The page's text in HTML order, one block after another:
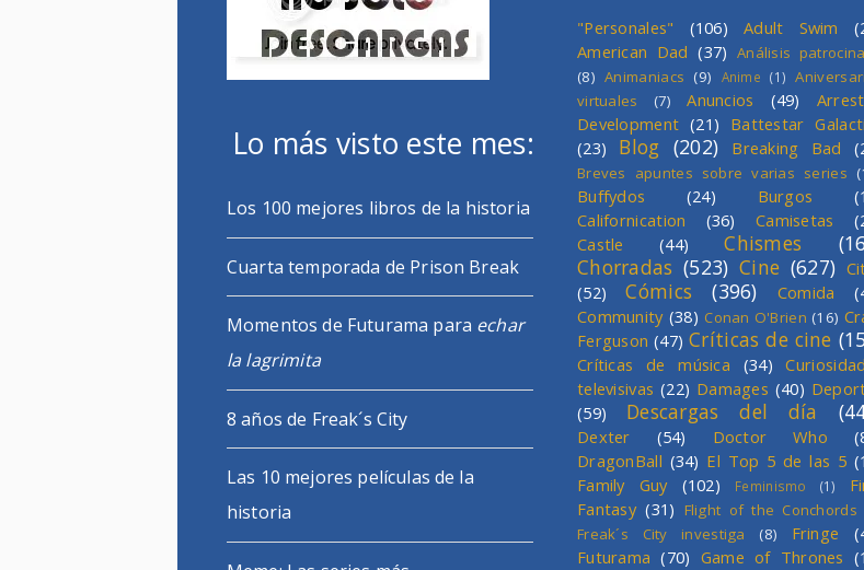
Lo más visto este mes:
Los 100 mejores libros de la historia
Cuarta temporada de Prison Break
Momentos de Futurama para echar
la lagrimita
8 años de Freak´s City
Las 10 mejores películas de la
historia
"Personales" (106) Adult Swim
American Dad (37) Análisis
(8) Animaniacs (9) Anime (1)
virtuales
(7) Anuncios (49)
Development (21) Battestar
(23)
Blog (202) Breaking Bad
Breves apuntes sobre varias series
Buffydos (24) Burgos
Californication
(36) Camisetas
Castle
(44) Chismes
Chorradas (523) Cine (627)
(52)
Cómics (396) Comida
Community (38) Conan O'Brien (16)
Ferguson (47) Críticas de cine
Críticas de música (34)
televisivas (22) Damages (40)
(59)
Descargas del día
Dexter (54) Doctor Who
DragonBall (34) El Top 5 de las 5
Family Guy
(102) Feminismo (1)
Fantasy (31) Flight of the Conchords
Freak´s City investiga
(8) Fringe
Futurama (70) Game of Thrones